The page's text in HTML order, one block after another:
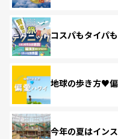
コスパもタイパ
地球の歩き方♥
今年の夏はイン